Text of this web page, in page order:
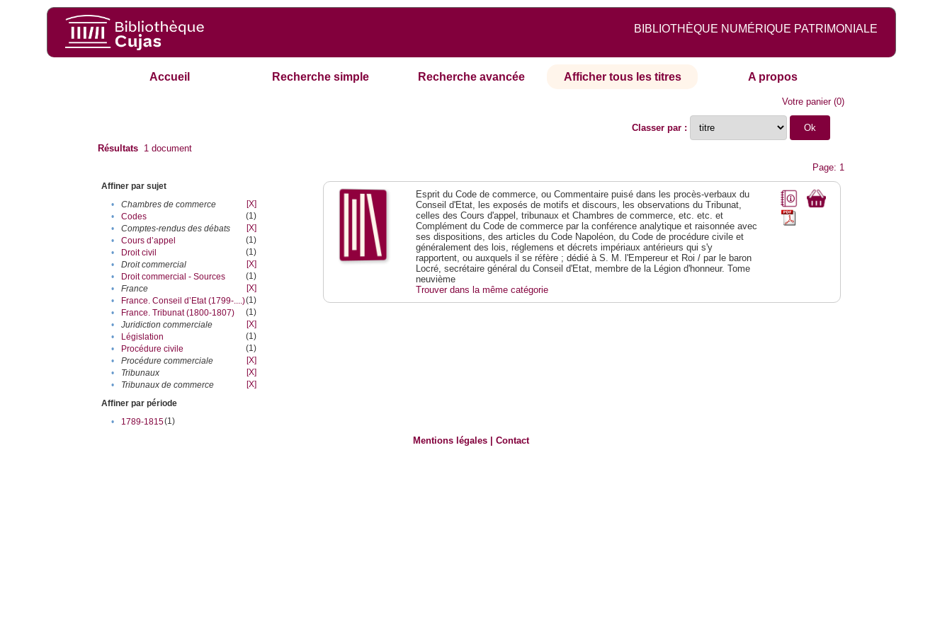
BIBLIOTHÈQUE NUMÉRIQUE PATRIMONIALE
Accueil Recherche simple Recherche avancée Afficher tous les titres A propos
Votre panier(0)
Classer par :
Résultats 1 document
Page: 1
Affiner par sujet
•
Chambres de commerce
[X]
•
Codes
(1)
•
Comptes-rendus des débats
[X]
•
Cours d’appel
(1)
•
Droit civil
(1)
•
Droit commercial
[X]
•
Droit commercial - Sources
(1)
•
France
[X]
•
France. Conseil d’Etat (1799-....)(1)
•
France. Tribunat (1800-1807)
(1)
•
Juridiction commerciale
[X]
•
Législation
(1)
•
Procédure civile
(1)
•
Procédure commerciale
[X]
•
Tribunaux
[X]
•
Tribunaux de commerce
[X]
Affiner par période
•
1789-1815(1)
Esprit du Code de commerce, ou Commentaire puisé dans les procès-verbaux du
Conseil d'Etat, les exposés de motifs et discours, les observations du Tribunat,
celles des Cours d'appel, tribunaux et Chambres de commerce, etc. etc. et
Complément du Code de commerce par la conférence analytique et raisonnée avec
ses dispositions, des articles du Code Napoléon, du Code de procédure civile et
généralement des lois, réglemens et décrets impériaux antérieurs qui s'y
rapportent, ou auxquels il se réfère ; dédié à S. M. l'Empereur et Roi / par le baron
Locré, secrétaire général du Conseil d'Etat, membre de la Légion d'honneur. Tome
neuvième
Trouver dans la même catégorie
Mentions légales |Contact